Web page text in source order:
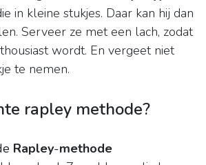
in kleine stukjes. Daar kan hij dan
Serveer ze met een lach, zodat
wordt. En vergeet niet
te nemen.
rapley methode?
Rapley-methode